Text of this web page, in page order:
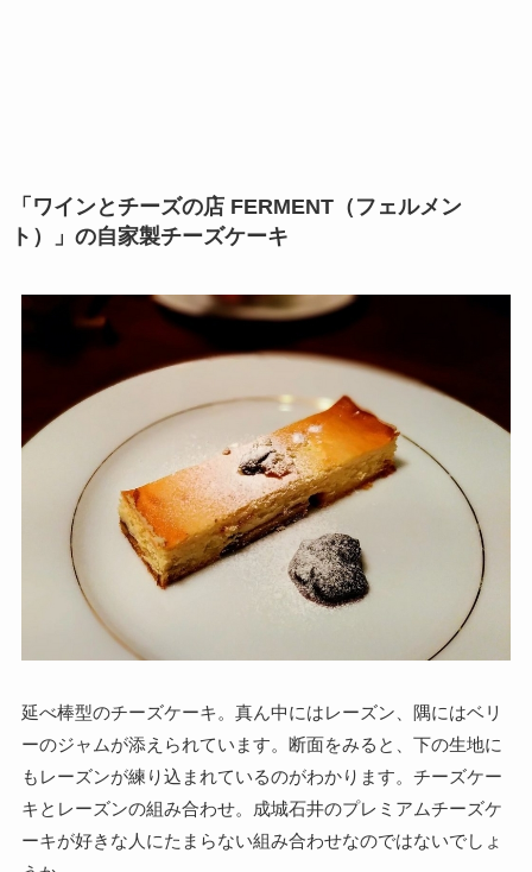
「ワインとチーズの店 FERMENT（フェルメン
ト）」の自家製チーズケーキ
延べ棒型のチーズケーキ。真ん中にはレーズン、隅にはベリ
ーのジャムが添えられています。 断面をみると、下の生地に
もレーズンが練り込まれているのがわかります。 チーズケー
キとレーズンの組み合わせ。成城石井のプレミアムチーズケ
ーキが好きな人にたまらない組み合わせなのではないでしょ